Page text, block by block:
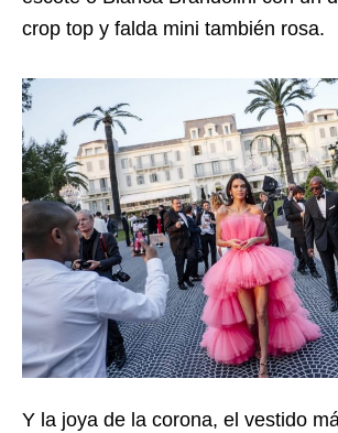
crop top y falda mini también rosa.
Y la joya de la corona, el vestido